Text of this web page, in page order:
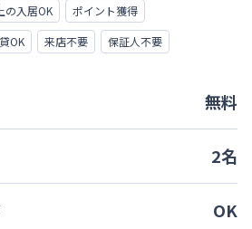
の入居OK
ポイント獲得
OK 来店不要 保証人不要
無料
2名
OK